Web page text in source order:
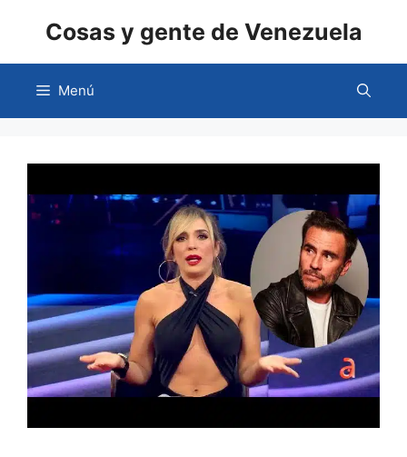
Cosas y gente de Venezuela
Menú